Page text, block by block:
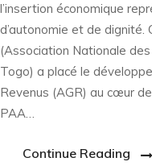
l’insertion économique
d’autonomie et de dignité.
(Association Nationale
Togo) a placé le
Revenus (AGR) au cœur
PAA…
Continue Reading